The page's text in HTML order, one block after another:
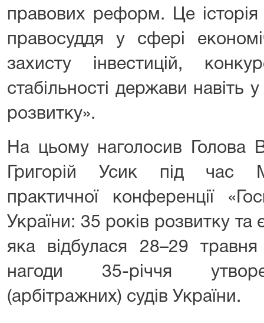
правових реформ. Це
правосуддя у сфері
захисту інвестицій,
стабільності держави навіть у
розвитку».
На цьому наголосив Голова
Григорій Усик під час
практичної конференції
України: 35 років розвитку та
яка відбулася 28–29
нагоди 35-річчя
(арбітражних) судів України.